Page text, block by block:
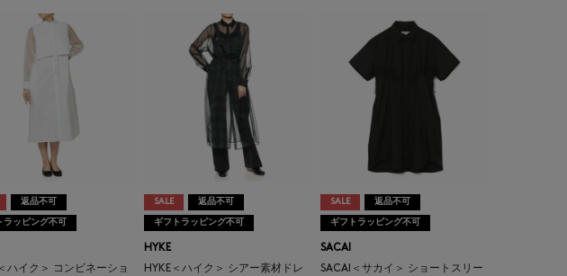
返品不可
ラッピング不可
ハイク＞ コンビネーショ
SALE 返品不可
ギフトラッピング不可
HYKE
HYKE＜ハイク＞ シアー素材ドレ
SALE 返品不可
ギフトラッピング不可
SACAI
SACAI＜サカイ＞ ショートスリー